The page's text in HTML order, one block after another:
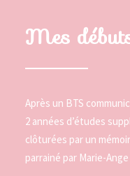
Mes
Après un BTS
2 années d’études
clôturées par un
parrainé par Marie-Ange